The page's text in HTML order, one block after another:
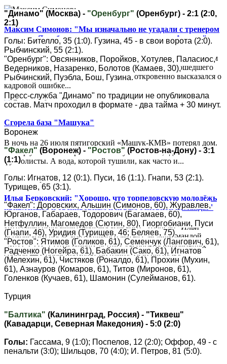
Максим Симонов: "Мы изначально не угадали с тренером
на сезон. Я не был в восторге от приглашения Адиева"
Председатель совета директоров "Крыльев Советов" Максим
Симонов в интервью "Матч ТВ" оценил итоги прошедшего
сезона для самарского клуба, а также откровенно высказался о
кадровой ошибке...
Сгорела база "Машука"
В ночь на 26 июля пятигорский «Машук-КМВ» потерял дом.
Пожар уничтожил третий этаж клубной базы, где жили
футболисты. А вода, которой тушили, как часто и...
Илья Берковский: "Хорошо, что торпедовскую молодёжь
привлекают к тренировкам и играм основной команды"
Интервью полузащитника московского "Торпедо" Ильи
Берковского после контрольного матча с медиакомандой
"МАТЧ ТВ" (9:0) в рамках летних учебно-тренировочных
сборов.— Сборы проходят по плану. Всю нагрузку,...
"Динамо" (Москва) - "Оренбург" (Оренбург) - 2:1 (2:0,
2:1)
Голы: Бителло, 35 (1:0). Гузина, 45 - в свои ворота (2:0).
Рыбчинский, 55 (2:1).
"Оренбург": Овсянников, Поройков, Хотулев, Паласиос,
Ведерников, Назаренко, Болотов (Камаев, 30),
Рыбчинский, Пуэбла, Бош, Гузина.
Пресс-служба "Динамо" по традиции не опубликовала
состав. Матч проходил в формате - два тайма + 30 минут.
Воронеж
"Факел" (Воронеж) - "Ростов" (Ростов-на-Дону) - 3:1
(1:1)
Голы: Игнатов, 12 (0:1). Пуси, 16 (1:1). Гнапи, 53 (2:1).
Турищев, 65 (3:1).
"Факел": Доровских, Альшин (Симонов, 60), Журавлев,
Юрганов, Габараев, Тодорович (Багамаев, 60),
Нетфуллин, Магомедов (Сютин, 80), Гиоргобиани, Пуси
(Гнапи, 46), Уридия (Турищев, 46; Беляев, 75).
"Ростов": Ятимов (Голиков, 61), Семенчук (Лангович, 61),
Радченко (Ногейра, 61), Бабакин (Сако, 61), Игнатов
(Мелехин, 61), Чистяков (Роналдо, 61), Прохин (Мухин,
61), Азнауров (Комаров, 61), Титов (Миронов, 61),
Голенков (Кучаев, 61), Шамонин (Сулейманов, 61).
Турция
"Балтика" (Калининград, Россия) - "Тиквеш"
(Кавадарци, Северная Македония) - 5:0 (2:0)
Голы: Гассама, 9 (1:0); Поспелов, 12 (2:0); Оффор, 49 - с
пенальти (3:0); Шильцов, 70 (4:0); И. Петров, 81 (5:0).